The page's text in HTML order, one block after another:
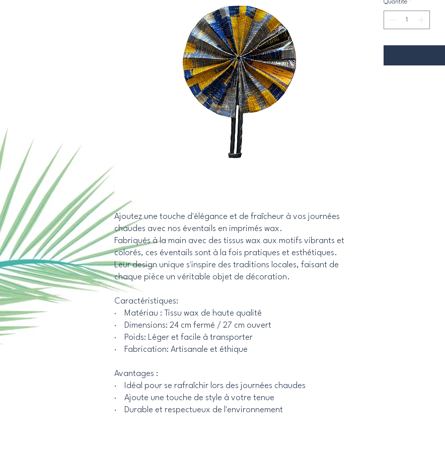
Ajoutez une touche d'élégance et de fraîcheur à vos journées
chaudes avec nos éventails en imprimés wax.
Fabriqués à la main avec des tissus wax aux motifs vibrants et
colorés, ces éventails sont à la fois pratiques et esthétiques.
Leur design unique s'inspire des traditions locales, faisant de
chaque pièce un véritable objet de décoration.
Caractéristiques:
· Matériau : Tissu wax de haute qualité
· Dimensions: 24 cm fermé / 27 cm ouvert
· Poids: Léger et facile à transporter
· Fabrication: Artisanale et éthique
Avantages :
· Idéal pour se rafraîchir lors des journées chaudes
· Ajoute une touche de style à votre tenue
· Durable et respectueux de l'environnement
Quantité *